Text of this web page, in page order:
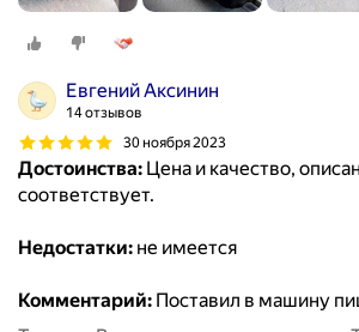
Евгений Аксинин
14 отзывов
30 ноября 2023
Достоинства: Цена и качество,
соответствует.
Недостатки: не имеется
Комментарий: Поставил в машину